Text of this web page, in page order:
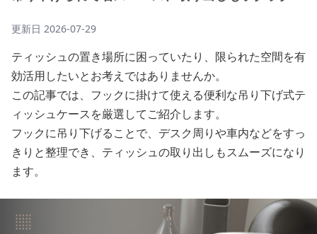
更新日 2026-07-29
ティッシュの置き場所に困っていたり、限られた空間を有
効活用したいとお考えではありませんか。
この記事では、フックに掛けて使える便利な吊り下げ式テ
ィッシュケースを厳選してご紹介します。
フックに吊り下げることで、デスク周りや車内などをすっ
きりと整理でき、ティッシュの取り出しもスムーズになり
ます。